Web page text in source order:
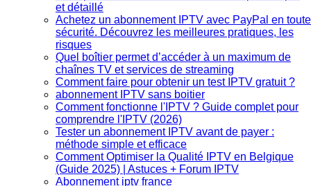
et détaillé
Achetez un abonnement IPTV avec PayPal en toute
sécurité. Découvrez les meilleures pratiques, les
risques
Quel boîtier permet d’accéder à un maximum de
chaînes TV et services de streaming
Comment faire pour obtenir un test IPTV gratuit ?
abonnement IPTV sans boitier
Comment fonctionne l'IPTV ? Guide complet pour
comprendre l'IPTV (2026)
Tester un abonnement IPTV avant de payer :
méthode simple et efficace
Comment Optimiser la Qualité IPTV en Belgique
(Guide 2025) | Astuces + Forum IPTV
Abonnement iptv france